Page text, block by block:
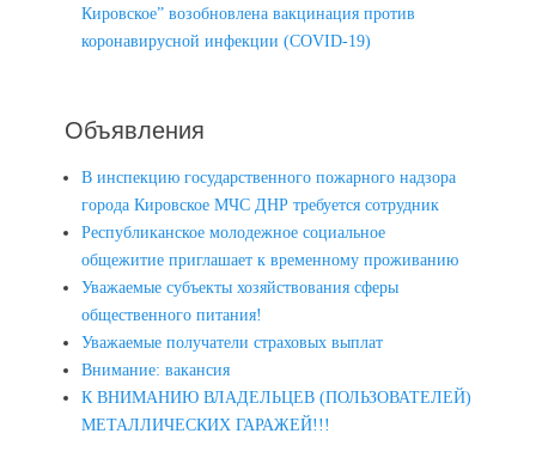
Кировское” возобновлена вакцинация против
коронавирусной инфекции (COVID-19)
Объявления
В инспекцию государственного пожарного надзора
города Кировское МЧС ДНР требуется сотрудник
Республиканское молодежное социальное
общежитие приглашает к временному проживанию
Уважаемые субъекты хозяйствования сферы
общественного питания!
Уважаемые получатели страховых выплат
Внимание: вакансия
К ВНИМАНИЮ ВЛАДЕЛЬЦЕВ (ПОЛЬЗОВАТЕЛЕЙ)
МЕТАЛЛИЧЕСКИХ ГАРАЖЕЙ!!!